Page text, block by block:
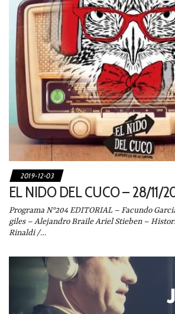
2019-12-03
EL NIDO DEL CUCO – 28/11/
Programa N°204 EDITORIAL – Facundo
giles – Alejandro Braile Ariel Stieben –
Rinaldi /…